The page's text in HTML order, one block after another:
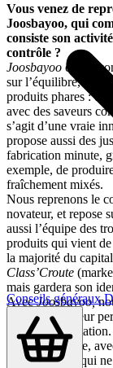
Conseils généraux
Vous venez de
Joosbayoo, qui
consiste son
contrôle ?
Joosbayoo est un
sur l’équilibre, la
produits phares :
avec des saveurs
s’agit d’une vraie
propose aussi des
fabrication minute,
exemple, de
fraîchement mixés.
Nous reprenons le
novateur, et repose
aussi l’équipe des
produits qui vient
la majorité du
Class’Croute
mais gardera son
AvecJoosbayoo,
alternative et leur
zone d’implantation.
complémentaire,
Class’Croute
, qui